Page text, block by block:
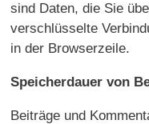
sind Daten, die Sie
verschlüsselte
in der Browserzeile.
Speicherdauer von
Beiträge und